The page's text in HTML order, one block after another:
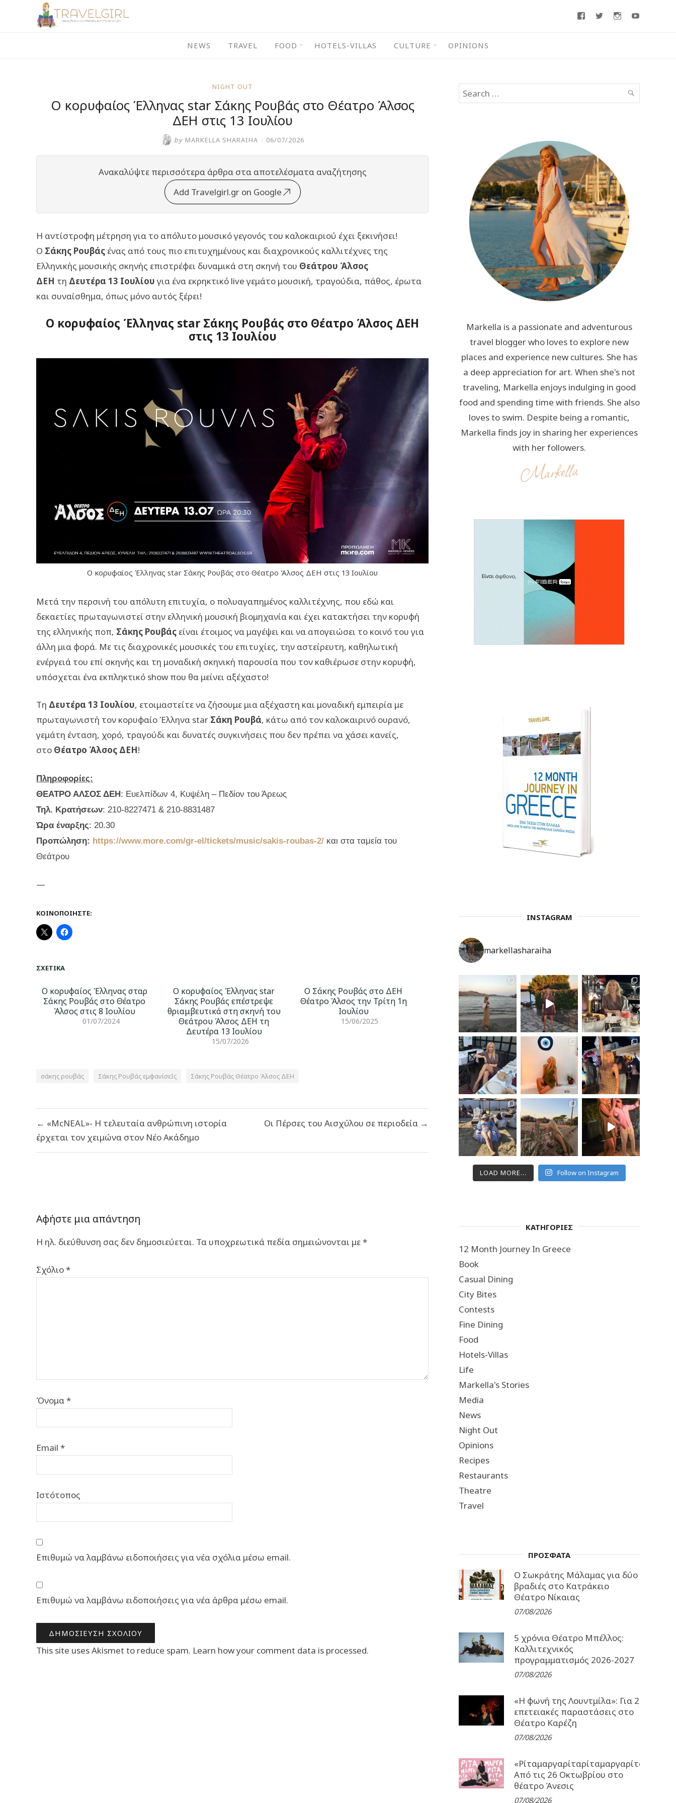
FacebookTwitterInstagram
NEWS TRAVEL FOOD HOTELS-VILLAS CULTURE OPINIONS
NIGHT OUT
O κορυφαίος Έλληνας star Σάκης Ρουβάς στο Θέατρο Άλσος
ΔΕΗ στις 13 Ιουλίου
by MARKELLA SHARAIHA / 06/07/2026
Ανακαλύψτε περισσότερα άρθρα στα αποτελέσματα αναζήτησης
Add Travelgirl.gr on Google
Η αντίστροφη μέτρηση για το απόλυτο μουσικό γεγονός του καλοκαιριού έχει ξεκινήσει!
Ο Σάκης Ρουβάς ένας από τους πιο επιτυχημένους και διαχρονικούς καλλιτέχνες της
Ελληνικής μουσικής σκηνής επιστρέφει δυναμικά στη σκηνή του Θεάτρου Άλσος
ΔΕΗ τη Δευτέρα 13 Ιουλίου για ένα εκρηκτικό live γεμάτο μουσική, τραγούδια, πάθος, έρωτα
και συναίσθημα, όπως μόνο αυτός ξέρει!
O κορυφαίος Έλληνας star Σάκης Ρουβάς στο Θέατρο Άλσος ΔΕΗ
στις 13 Ιουλίου
O κορυφαίος Έλληνας star Σάκης Ρουβάς στο Θέατρο Άλσος ΔΕΗ στις 13 Ιουλίου
Μετά την περσινή του απόλυτη επιτυχία, ο πολυαγαπημένος καλλιτέχνης, που εδώ και
δεκαετίες πρωταγωνιστεί στην ελληνική μουσική βιομηχανία και έχει κατακτήσει την κορυφή
της ελληνικής ποπ, Σάκης Ρουβάς είναι έτοιμος να μαγέψει και να απογειώσει το κοινό του για
άλλη μια φορά. Με τις διαχρονικές μουσικές του επιτυχίες, την αστείρευτη, καθηλωτική
ενέργειά του επί σκηνής και τη μοναδική σκηνική παρουσία που τον καθιέρωσε στην κορυφή,
υπόσχεται ένα εκπληκτικό show που θα μείνει αξέχαστο!
Τη Δευτέρα 13 Ιουλίου, ετοιμαστείτε να ζήσουμε μια αξέχαστη και μοναδική εμπειρία με
πρωταγωνιστή τον κορυφαίο Έλληνα star Σάκη Ρουβά, κάτω από τον καλοκαιρινό ουρανό,
γεμάτη ένταση, χορό, τραγούδι και δυνατές συγκινήσεις που δεν πρέπει να χάσει κανείς,
στο Θέατρο Άλσος ΔΕΗ!
Πληροφορίες:
ΘΕΑΤΡΟ ΑΛΣΟΣ ΔΕΗ: Ευελπίδων 4, Κυψέλη – Πεδίον του Άρεως
Τηλ. Κρατήσεων: 210-8227471 & 210-8831487
Ώρα έναρξης: 20.30
Προπώληση: https://www.more.com/gr-el/tickets/music/sakis-roubas-2/ και στα ταμεία του
Θεάτρου
—
ΚΟΙΝΟΠΟΙΉΣΤΕ:
ΣΧΕΤΙΚΆ
O κορυφαίος Έλληνας σταρ
Σάκης Ρουβάς στο Θέατρο
Άλσος στις 8 Ιουλίου
01/07/2024
Ο κορυφαίος Έλληνας star
Σάκης Ρουβάς επέστρεψε
θριαμβευτικά στη σκηνή του
Θεάτρου Άλσος ΔΕΗ τη
Δευτέρα 13 Ιουλίου
15/07/2026
O Σάκης Ρουβάς στο ΔΕΗ
Θέατρο Άλσος την Τρίτη 1η
Ιουλίου
15/06/2025
σάκης ρουβάς Σάκης Ρουβάς εμφανίσεΙς Σάκης Ρουβάς Θέατρο Άλσος ΔΕΗ
άρθρων
← «McNEAL»- Η τελευταία ανθρώπινη ιστορία
έρχεται τον χειμώνα στον Νέο Ακάδημο
Οι Πέρσες του Αισχύλου σε περιοδεία →
Αφήστε μια απάντηση
Η ηλ. διεύθυνση σας δεν δημοσιεύεται. Τα υποχρεωτικά πεδία σημειώνονται με*
Σχόλιο*
Όνομα*
Email *
Ιστότοπος
Επιθυμώ να λαμβάνω ειδοποιήσεις για νέα σχόλια μέσω email.
Επιθυμώ να λαμβάνω ειδοποιήσεις για νέα άρθρα μέσω email.
This site uses Akismet to reduce spam. Learn how your comment data is processed.
Search
for:
SEARCH
Markella is a passionate and adventurous
travel blogger who loves to explore new
places and experience new cultures. She has
a deep appreciation for art. When she's not
traveling, Markella enjoys indulging in good
food and spending time with friends. She also
loves to swim. Despite being a romantic,
Markella finds joy in sharing her experiences
with her followers.
INSTAGRAM
markellasharaiha
LOAD MORE... Follow on Instagram
ΚΑΤΗΓΟΡΙΕΣ
12 Month Journey In Greece
Book
Casual Dining
City Bites
Contests
Fine Dining
Food
Hotels-Villas
Life
Markella's Stories
Media
News
Night Out
Opinions
Recipes
Restaurants
Theatre
Travel
ΠΡΟΣΦΑΤΑ
Ο Σωκράτης Μάλαμας για δύο
βραδιές στο Κατράκειο
Θέατρο Νίκαιας
07/08/2026
5 χρόνια Θέατρο Μπέλλος:
Καλλιτεχνικός
προγραμματισμός 2026-2027
07/08/2026
«Η φωνή της Λουντμίλα»: Για 2
επετειακές παραστάσεις στο
Θέατρο Καρέζη
07/08/2026
Από τις 26 Οκτωβρίου στο
θέατρο Άνεσις
07/08/2026